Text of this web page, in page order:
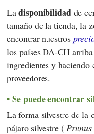
La disponibilidad de
tamaño de la tienda, la
encontrar nuestros
los países DA-CH
ingredientes y haciendo
proveedores.
Se puede encontrar
La forma silvestre de la
pájaro silvestre ( Prunus